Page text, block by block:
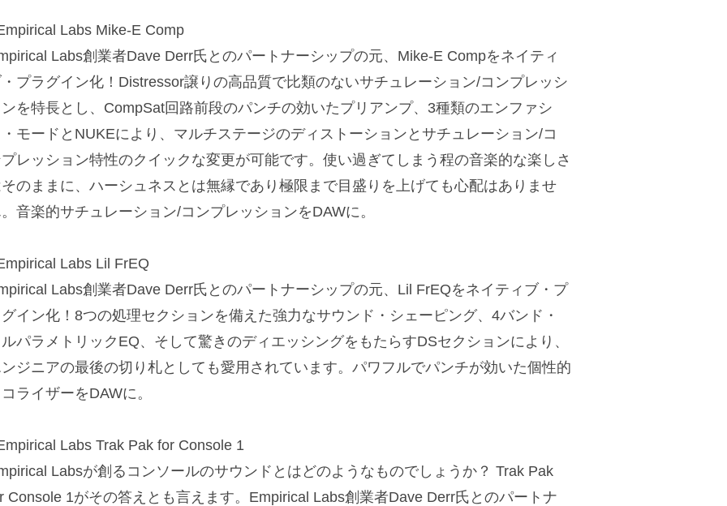
Labs Mike-E Comp
Labs創業者Dave Derr氏とのパートナーシップの元、Mike-E Compをネイティ
プラグイン化！Distressor譲りの高品質で比類のないサチュレーション/コンプレッシ
ンを特長とし、CompSat回路前段のパンチの効いたプリアンプ、3種類のエンファシ
・モードとNUKEにより、マルチステージのディストーションとサチュレーション/コ
プレッション特性のクイックな変更が可能です。使い過ぎてしまう程の音楽的な楽しさ
のままに、ハーシュネスとは無縁であり極限まで目盛りを上げても心配はありませ
。音楽的サチュレーション/コンプレッションをDAWに。
Labs Lil FrEQ
Labs創業者Dave Derr氏とのパートナーシップの元、Lil FrEQをネイティブ・プ
グイン化！8つの処理セクションを備えた強力なサウンド・シェーピング、4バンド・
ルパラメトリックEQ、そして驚きのディエッシングをもたらすDSセクションにより、
ジニアの最後の切り札としても愛用されています。パワフルでパンチが効いた個性的
ライザーをDAWに。
Labs Trak Pak for Console 1
Labsが創るコンソールのサウンドとはどのようなものでしょうか？ Trak Pak
Console 1がその答えとも言えます。Empirical Labs創業者Dave Derr氏とのパートナ